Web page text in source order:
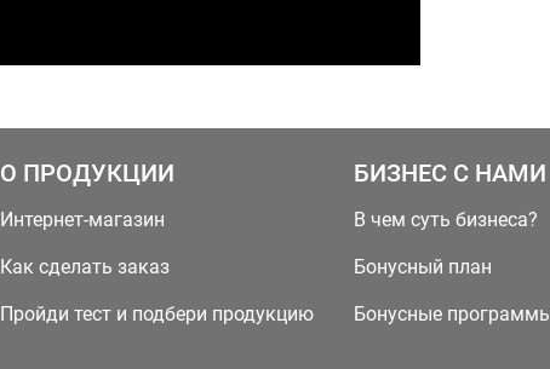
О ПРОДУКЦИИ
Интернет-магазин
Как сделать заказ
Пройди тест и подбери продукцию
БИЗНЕС С НАМИ
В чем суть бизнеса?
Бонусный план
Бонусные